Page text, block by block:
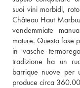
suoi vini morbidi,
Château Haut
vendemmiate
mature. Questa fase
in vasche
tradizione ha un
barrique nuove per
produce circa